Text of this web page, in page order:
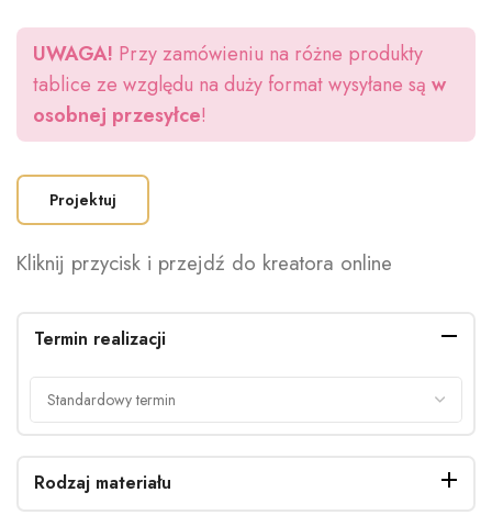
UWAGA! Przy zamówieniu na różne produkty
tablice ze względu na duży format wysyłane są w
osobnej przesyłce!
Projektuj
Kliknij przycisk i przejdź do kreatora online
Termin realizacji
Rodzaj materiału